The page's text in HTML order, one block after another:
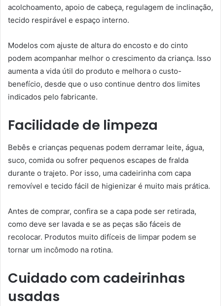
acolchoamento, apoio de cabeça, regulagem de inclinação,
tecido respirável e espaço interno.
Modelos com ajuste de altura do encosto e do cinto
podem acompanhar melhor o crescimento da criança. Isso
aumenta a vida útil do produto e melhora o custo-
benefício, desde que o uso continue dentro dos limites
indicados pelo fabricante.
Facilidade de limpeza
Bebês e crianças pequenas podem derramar leite, água,
suco, comida ou sofrer pequenos escapes de fralda
durante o trajeto. Por isso, uma cadeirinha com capa
removível e tecido fácil de higienizar é muito mais prática.
Antes de comprar, confira se a capa pode ser retirada,
como deve ser lavada e se as peças são fáceis de
recolocar. Produtos muito difíceis de limpar podem se
tornar um incômodo na rotina.
Cuidado com cadeirinhas
usadas